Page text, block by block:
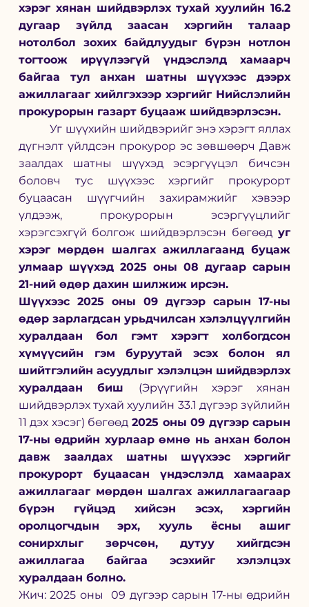
хэрэг хянан шийдвэрлэх тухай хуулийн 16.2
дугаар зүйлд заасан хэргийн талаар
нотолбол зохих байдлуудыг бүрэн нотлон
тогтоож ирүүлээгүй үндэслэлд хамаарч
байгаа тул анхан шатны шүүхээс дээрх
ажиллагааг хийлгэхээр хэргийг Нийслэлийн
прокурорын газарт буцааж шийдвэрлэсэн.
Уг шүүхийн шийдвэрийг энэ хэрэгт яллах
дүгнэлт үйлдсэн прокурор эс зөвшөөрч Давж
заалдах шатны шүүхэд эсэргүүцэл бичсэн
боловч тус шүүхээс хэргийг прокурорт
буцаасан шүүгчийн захирамжийг хэвээр
үлдээж, прокурорын эсэргүүцлийг
хэрэгсэхгүй болгож шийдвэрлэсэн бөгөөд уг
хэрэг мөрдөн шалгах ажиллагаанд буцаж
улмаар шүүхэд 2025 оны 08 дугаар сарын
21-ний өдөр дахин шилжиж ирсэн.
Шүүхээс 2025 оны 09 дүгээр сарын 17-ны
өдөр зарлагдсан урьдчилсан хэлэлцүүлгийн
хуралдаан бол гэмт хэрэгт холбогдсон
хүмүүсийн гэм буруутай эсэх болон ял
шийтгэлийн асуудлыг хэлэлцэн шийдвэрлэх
хуралдаан биш (Эрүүгийн хэрэг хянан
шийдвэрлэх тухай хуулийн 33.1 дүгээр зүйлийн
11 дэх хэсэг) бөгөөд 2025 оны 09 дүгээр сарын
17-ны өдрийн хурлаар өмнө нь анхан болон
давж заалдах шатны шүүхээс хэргийг
прокурорт буцаасан үндэслэлд хамаарах
ажиллагааг мөрдөн шалгах ажиллагаагаар
бүрэн гүйцэд хийсэн эсэх, хэргийн
оролцогчдын эрх, хууль ёсны ашиг
сонирхлыг зөрчсөн, дутуу хийгдсэн
ажиллагаа байгаа эсэхийг хэлэлцэх
хуралдаан болно.
Жич: 2025 оны  09 дүгээр сарын 17-ны өдрийн